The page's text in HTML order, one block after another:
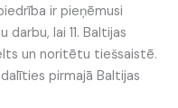
ir pieņēmusi
lai 11. Baltijas
un noritētu tiešsaistē.
pirmajā Baltijas